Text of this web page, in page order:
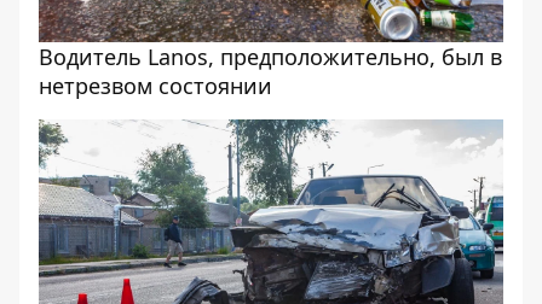
Водитель Lanos, предположительно, был в
нетрезвом состоянии